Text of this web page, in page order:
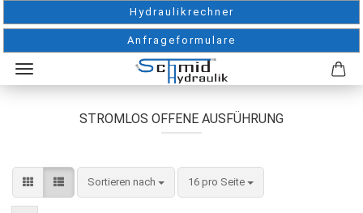
Hydraulikrechner
Anfrageformulare
STROMLOS OFFENE AUSFÜHRUNG
Sortieren nach
Sortieren nach 16 pro Seite
pro Seite